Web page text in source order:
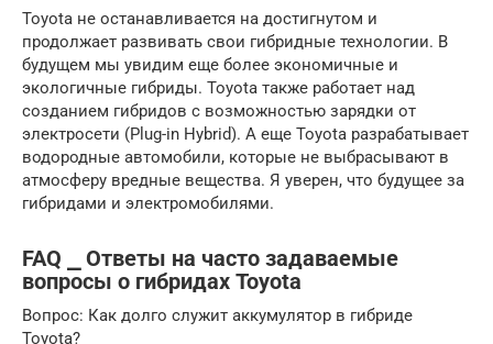
Toyota не останавливается на достигнутом и
продолжает развивать свои гибридные технологии. В
будущем мы увидим еще более экономичные и
экологичные гибриды. Toyota также работает над
созданием гибридов с возможностью зарядки от
электросети (Plug-in Hybrid). А еще Toyota разрабатывает
водородные автомобили, которые не выбрасывают в
атмосферу вредные вещества. Я уверен, что будущее за
гибридами и электромобилями.
FAQ ⎯ Ответы на часто задаваемые
вопросы о гибридах Toyota
Вопрос: Как долго служит аккумулятор в гибриде
Toyota?